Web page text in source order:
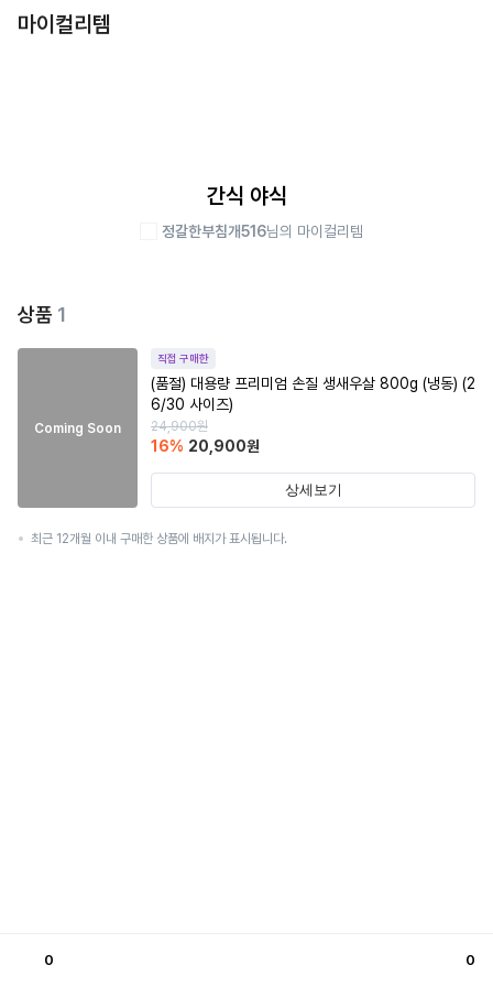
마이컬리템
간식 야식
정갈한부침개516님의 마이컬리템
상품 1
Coming Soon
직접 구매한
(품절) 대용량 프리미엄 손질 생새우살 800g (냉동) (2
6/30 사이즈)
24,900원
16% 20,900원
상세보기
최근 12개월 이내 구매한 상품에 배지가 표시됩니다.
0 0